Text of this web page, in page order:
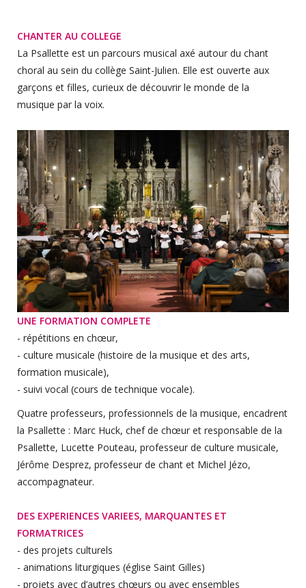
CHANTER AU COLLEGE
La Psallette est un parcours musical axé autour du chant
choral au sein du collège Saint-Julien. Elle est ouverte aux
garçons et filles, curieux de découvrir le monde de la
musique par la voix.
UNE FORMATION COMPLETE
- répétitions en chœur,
- culture musicale (histoire de la musique et des arts,
formation musicale),
- suivi vocal (cours de technique vocale).
Quatre professeurs, professionnels de la musique, encadrent
la Psallette : Marc Huck, chef de chœur et responsable de la
Psallette, Lucette Pouteau, professeur de culture musicale,
Jérôme Desprez, professeur de chant et Michel Jézo,
accompagnateur.
DES EXPERIENCES VARIEES, MARQUANTES ET
FORMATRICES
- des projets culturels
- animations liturgiques (église Saint Gilles)
- projets avec d’autres chœurs ou avec ensembles